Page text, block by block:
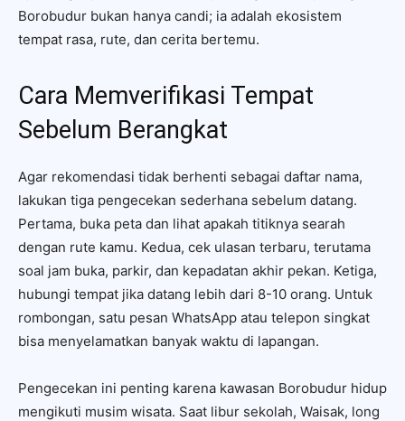
Borobudur bukan hanya candi; ia adalah ekosistem
tempat rasa, rute, dan cerita bertemu.
Cara Memverifikasi Tempat
Sebelum Berangkat
Agar rekomendasi tidak berhenti sebagai daftar nama,
lakukan tiga pengecekan sederhana sebelum datang.
Pertama, buka peta dan lihat apakah titiknya searah
dengan rute kamu. Kedua, cek ulasan terbaru, terutama
soal jam buka, parkir, dan kepadatan akhir pekan. Ketiga,
hubungi tempat jika datang lebih dari 8-10 orang. Untuk
rombongan, satu pesan WhatsApp atau telepon singkat
bisa menyelamatkan banyak waktu di lapangan.
Pengecekan ini penting karena kawasan Borobudur hidup
mengikuti musim wisata. Saat libur sekolah, Waisak, long